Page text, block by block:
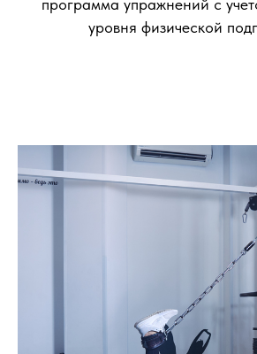
программа упражнений с
уровня физической